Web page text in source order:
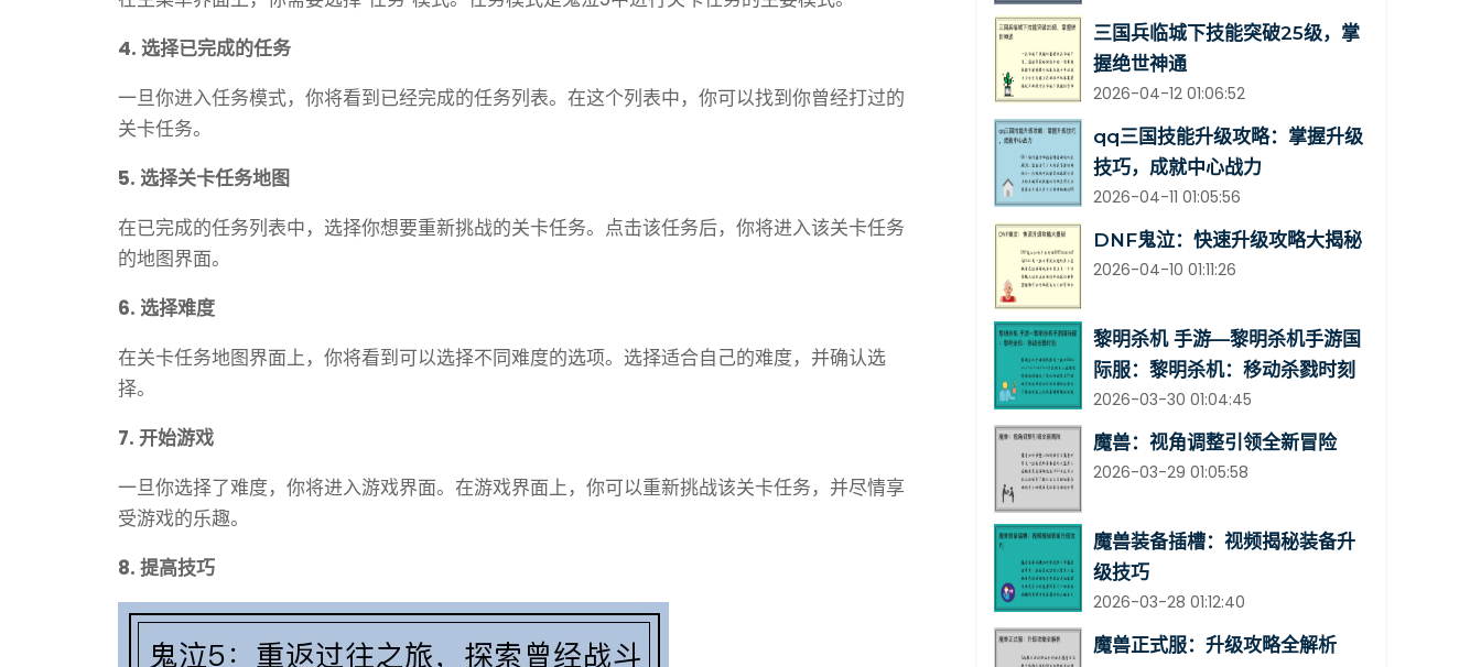
4. 选择已完成的任务
一旦你进入任务模式，你将看到已经完成的任务列表。在这个列表中，你可以找到你曾经打过的
关卡任务。
5. 选择关卡任务地图
在已完成的任务列表中，选择你想要重新挑战的关卡任务。点击该任务后，你将进入该关卡任务
的地图界面。
6. 选择难度
在关卡任务地图界面上，你将看到可以选择不同难度的选项。选择适合自己的难度，并确认选
择。
7. 开始游戏
一旦你选择了难度，你将进入游戏界面。在游戏界面上，你可以重新挑战该关卡任务，并尽情享
受游戏的乐趣。
8. 提高技巧
三国兵临城下技能突破25级，掌
握绝世神通
2026-04-12 01:06:52
qq三国技能升级攻略：掌握升级
技巧，成就中心战力
2026-04-11 01:05:56
DNF鬼泣：快速升级攻略大揭秘
2026-04-10 01:11:26
黎明杀机 手游—黎明杀机手游国
际服：黎明杀机：移动杀戮时刻
2026-03-30 01:04:45
魔兽：视角调整引领全新冒险
2026-03-29 01:05:58
魔兽装备插槽：视频揭秘装备升
级技巧
2026-03-28 01:12:40
魔兽正式服：升级攻略全解析